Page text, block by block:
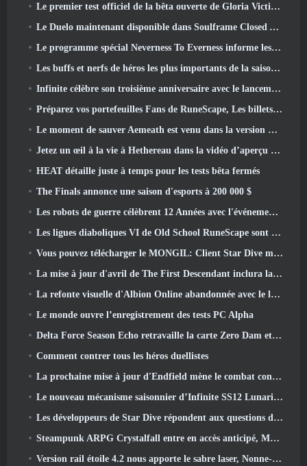
Le premier test officiel de la bêta ouverte de Gloria Victis démarre aujourd’hui
Le Duelo maintenant disponible dans Soulframe Closed Alpha
Le programme spécial Neverness To Everness informe les joueurs de ce à quoi s'attendre lors des lancements
Les buffs et nerfs de héros les plus importants de la saison 7.5
Infinite célèbre son troisième anniversaire avec le lancement de Lunaria SS12 aujourd'hui
Préparez vos portefeuilles Fans de RuneScape, Les billets pour le RuneFest sont sur le point d'être mis en vente
Le moment de sauver Aemeath est venu dans la version Wuthering Waves 3.3 Mise à jour
Jetez un œil à la vie à Hethereau dans la vidéo d’aperçu du gameplay du lancement de Neverness To Everness
HEAT détaille juste à temps pour les tests bêta fermés
The Finals annonce une saison d'esports à 200 000 $
Les robots de guerre célèbrent 12 Années avec l'événement Martian Robotic Games
Les ligues diaboliques VI de Old School RuneScape sont lancées aujourd'hui
Vous pouvez télécharger le MONGIL: Client Star Dive maintenant
La mise à jour d'avril de The First Descendant inclura la version bêta du nouveau contenu Endgame
La refonte visuelle d'Albion Online abandonnée avec le lancement de la mise à jour Radiant Wilds aujourd'hui
Le monde ouvre l’enregistrement des tests PC Alpha
Delta Force Season Echo retravaille la carte Zero Dam et étend le gameplay des opérations
Comment contrer tous les héros duellistes
La prochaine mise à jour d'Endfield mène le combat contre Nefarith
Le nouveau mécanisme saisonnier d’Infinite SS12 Lunaria est l’un des « plus gros ajouts » au jeu
Les développeurs de Star Dive répondent aux questions des joueurs dans un livestream surprise
Steampunk ARPG Crystalfall entre en accès anticipé, Mais pas sans quelques défauts
Version rail étoile 4.2 nous apporte le sabre laser, Nonne-mandrin, Batteur pionnier et un émanateur d’exaltation